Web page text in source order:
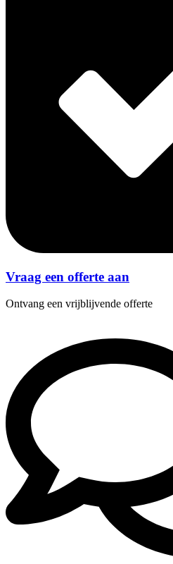
Vraag een offerte aan
Ontvang een vrijblijvende offerte